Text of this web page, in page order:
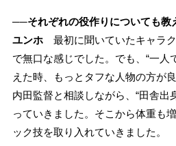
──それぞれの役作りについても教
ユンホ最初に聞いていたキャラク
で無口な感じでした。でも、“一人
えた時、もっとタフな人物の方が
内田監督と相談しながら、“田舎出
っていきました。そこから体重も
ック技を取り入れていきました。